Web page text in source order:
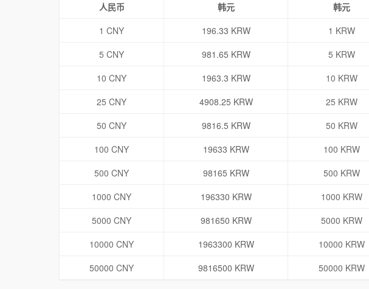
人民币 韩元 韩元
1 CNY
196.33 KRW 1 KRW
5 CNY
981.65 KRW 5 KRW
10 CNY
1963.3 KRW 10 KRW
25 CNY
4908.25 KRW 25 KRW
50 CNY
9816.5 KRW 50 KRW
100 CNY
19633 KRW 100 KRW
500 CNY
98165 KRW 500 KRW
1000 CNY
196330 KRW 1000 KRW
5000 CNY
981650 KRW 5000 KRW
10000 CNY
1963300 KRW 10000 KRW
50000 CNY
9816500 KRW 50000 KRW